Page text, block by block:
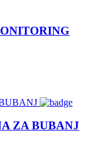
ZA BUBANJ